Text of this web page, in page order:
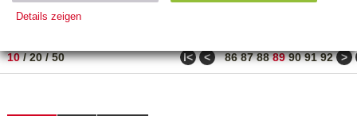
PREIS
10/20/50 ǀ< < 86 87 88 89 90 91 92 >
Details zeigen
Name Zweck
ESSION
verlag.